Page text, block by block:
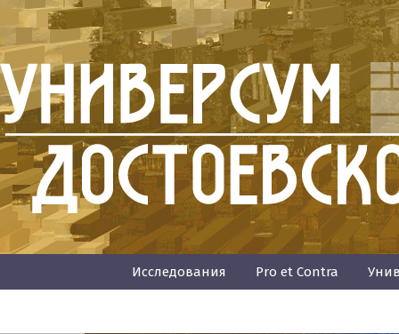
Исследования Pro et Contra